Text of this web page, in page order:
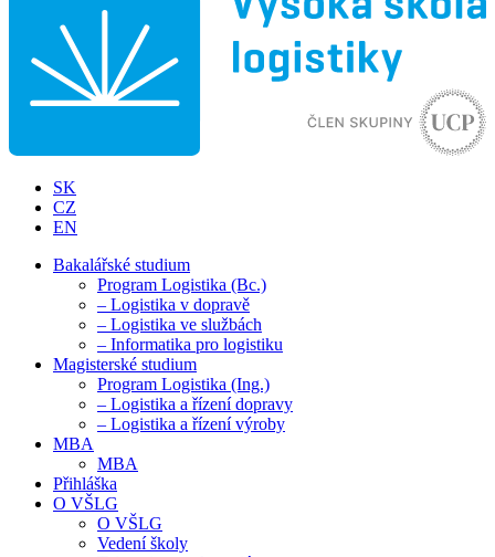
SK
CZ
EN
Bakalářské studium
Program Logistika (Bc.)
– Logistika v dopravě
– Logistika ve službách
– Informatika pro logistiku
Magisterské studium
Program Logistika (Ing.)
– Logistika a řízení dopravy
– Logistika a řízení výroby
MBA
MBA
Přihláška
O VŠLG
O VŠLG
Vedení školy